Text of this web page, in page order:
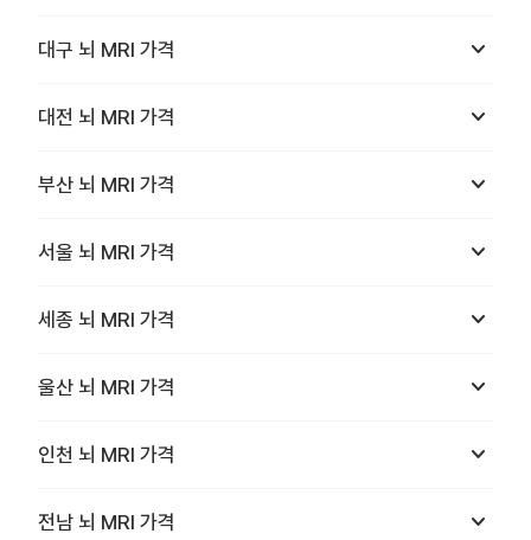
대구 뇌 MRI 가격 keyboard_arrow_down
대전 뇌 MRI 가격 keyboard_arrow_down
부산 뇌 MRI 가격 keyboard_arrow_down
서울 뇌 MRI 가격 keyboard_arrow_down
세종 뇌 MRI 가격 keyboard_arrow_down
울산 뇌 MRI 가격 keyboard_arrow_down
인천 뇌 MRI 가격 keyboard_arrow_down
전남 뇌 MRI 가격 keyboard_arrow_down